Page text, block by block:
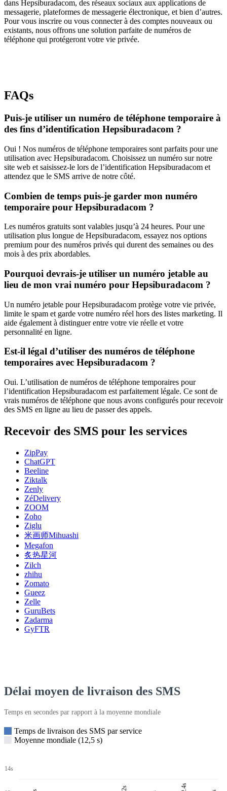
dans Hepsiburadacom, des réseaux sociaux aux applications de
messagerie, plateformes de messagerie électronique, et bien d’autres.
Pour vous inscrire ou vous connecter à des comptes nouveaux ou
existants, nous offrons une solution parfaite de numéros de
téléphone qui protégeront votre vie privée.
FAQs
Puis-je utiliser un numéro de téléphone temporaire à
des fins d’identification Hepsiburadacom ?
Oui ! Nos numéros de téléphone temporaires sont parfaits pour une
utilisation avec Hepsiburadacom. Choisissez un numéro sur notre
site web et saisissez-le lors de l’identification Hepsiburadacom et
attendez que le SMS arrive de notre côté.
Combien de temps puis-je garder mon numéro
temporaire pour Hepsiburadacom ?
Les numéros gratuits sont valables jusqu’à 24 heures. Pour une
utilisation plus longue de Hepsiburadacom, essayez nos options
premium pour des numéros privés qui durent des semaines ou des
mois à des prix abordables.
Pourquoi devrais-je utiliser un numéro jetable au
lieu de mon vrai numéro pour Hepsiburadacom ?
Un numéro jetable pour Hepsiburadacom protège votre vie privée,
limite le spam et garde votre numéro réel hors des listes marketing. Il
aide également à distinguer entre votre vie réelle et votre
personnalité en ligne.
Est-il légal d’utiliser des numéros de téléphone
temporaires avec Hepsiburadacom ?
Oui. L’utilisation de numéros de téléphone temporaires pour
l’identification Hepsiburadacom est parfaitement légale. Ce sont de
vrais numéros de téléphone que nous avons configurés pour recevoir
des SMS en ligne au lieu de passer des appels.
Recevoir des SMS pour les services
ZipPay
ChatGPT
Beeline
Ziktalk
Zenly
ZéDelivery
ZOOM
Zoho
Ziglu
米画师Mihuashi
Megafon
炙热星河
Zilch
zhihu
Zomato
Gueez
Zelle
GuruBets
Zadarma
GyFTR
Délai moyen de livraison des SMS
Temps en secondes par rapport à la moyenne mondiale
Temps de livraison des SMS par service
Moyenne mondiale (12,5 s)
14s